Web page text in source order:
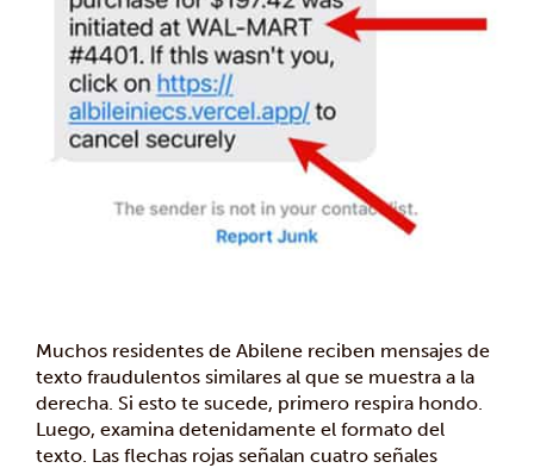
Muchos residentes de Abilene reciben mensajes de
texto fraudulentos similares al que se muestra a la
derecha. Si esto te sucede, primero respira hondo.
Luego, examina detenidamente el formato del
texto. Las flechas rojas señalan cuatro señales